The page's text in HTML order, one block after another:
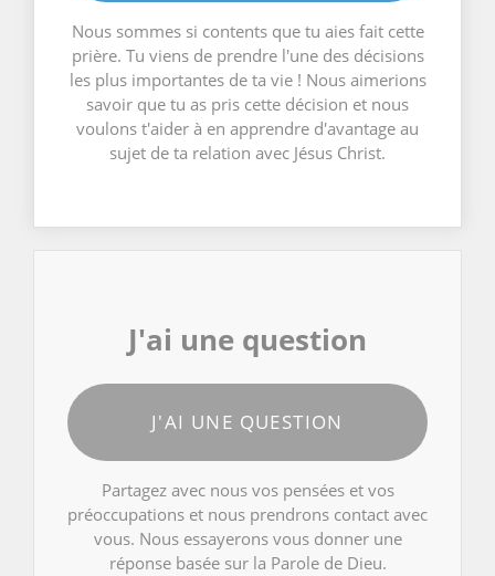
Nous sommes si contents que tu aies fait cette
prière. Tu viens de prendre l'une des décisions
les plus importantes de ta vie ! Nous aimerions
savoir que tu as pris cette décision et nous
voulons t'aider à en apprendre d'avantage au
sujet de ta relation avec Jésus Christ.
J'ai une question
J'AI UNE QUESTION
Partagez avec nous vos pensées et vos
préoccupations et nous prendrons contact avec
vous. Nous essayerons vous donner une
réponse basée sur la Parole de Dieu.